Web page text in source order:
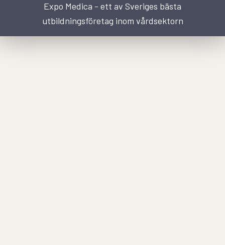
Expo Medica - ett av Sveriges bästa
utbildningsföretag inom vårdsektorn